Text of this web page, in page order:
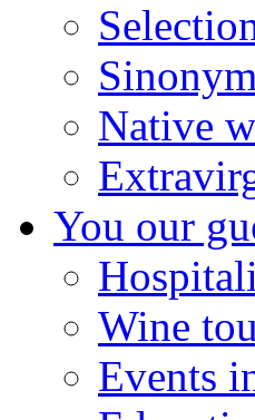
Native
You our
Wine
Events